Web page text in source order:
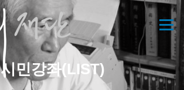
메뉴
시민강좌(LIST)